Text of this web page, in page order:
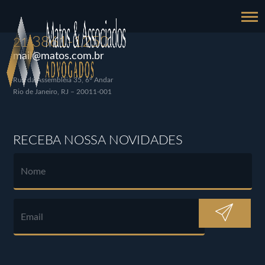
213861-1250
mail@matos.com.br
Rua da Assembléia 35, 6º Andar
Rio de Janeiro, RJ – 20011-001
RECEBA NOSSA NOVIDADES